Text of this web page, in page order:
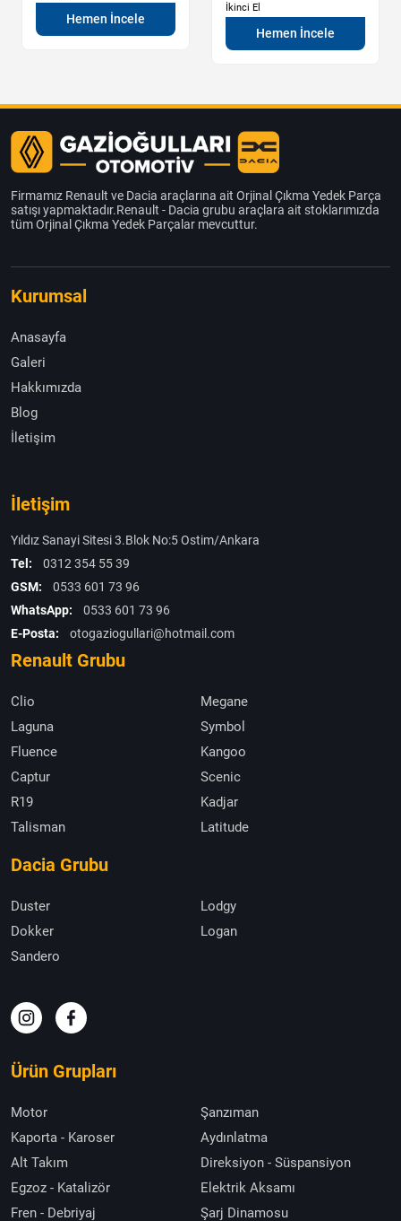
Hemen İncele
İkinci El
Hemen İncele
Firmamız Renault ve Dacia araçlarına ait Orjinal Çıkma Yedek Parça
satışı yapmaktadır.Renault - Dacia grubu araçlara ait stoklarımızda
tüm Orjinal Çıkma Yedek Parçalar mevcuttur.
Kurumsal
Anasayfa
Galeri
Hakkımızda
Blog
İletişim
İletişim
Yıldız Sanayi Sitesi 3.Blok No:5 Ostim/Ankara
Tel:
0312 354 55 39
GSM:
0533 601 73 96
WhatsApp:
0533 601 73 96
E-Posta:
otogaziogullari@hotmail.com
Renault Grubu
Clio
Megane
Laguna
Symbol
Fluence
Kangoo
Captur
Scenic
R19
Kadjar
Talisman
Latitude
Dacia Grubu
Duster
Lodgy
Dokker
Logan
Sandero
Ürün Grupları
Motor
Şanzıman
Kaporta - Karoser
Aydınlatma
Alt Takım
Direksiyon - Süspansiyon
Egzoz - Katalizör
Elektrik Aksamı
Fren - Debriyaj
Şarj Dinamosu